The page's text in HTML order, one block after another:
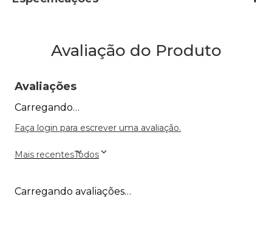
Avaliação do Produto
Avaliações
Carregando…
Faça login para escrever uma avaliação.
Mais recentesTodos
Carregando avaliações…